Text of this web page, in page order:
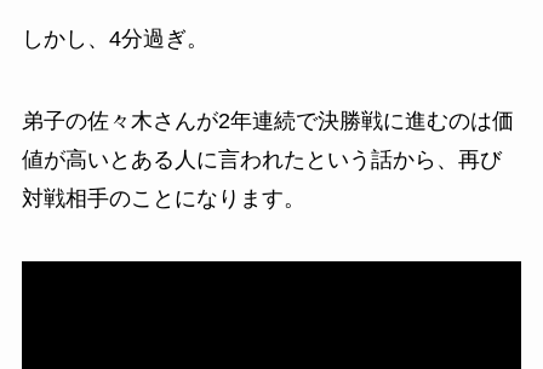
しかし、4分過ぎ。
弟子の佐々木さんが2年連続で決勝戦に進むのは価
値が高いとある人に言われたという話から、再び
対戦相手のことになります。